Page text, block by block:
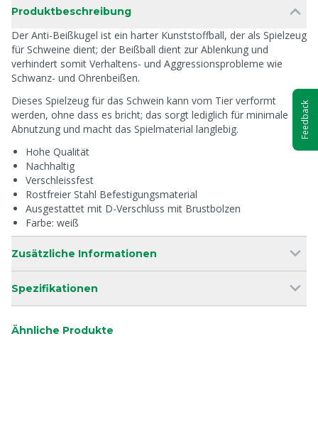
Produktbeschreibung
Der Anti-Beißkugel ist ein harter Kunststoffball, der als Spielzeug
für Schweine dient; der Beißball dient zur Ablenkung und
verhindert somit Verhaltens- und Aggressionsprobleme wie
Schwanz- und Ohrenbeißen.
Dieses Spielzeug für das Schwein kann vom Tier verformt
werden, ohne dass es bricht; das sorgt lediglich für minimale
Abnutzung und macht das Spielmaterial langlebig.
Hohe Qualität
Nachhaltig
Verschleissfest
Rostfreier Stahl Befestigungsmaterial
Ausgestattet mit D-Verschluss mit Brustbolzen
Farbe: weiß
Zusätzliche Informationen
Spezifikationen
Ähnliche Produkte
Feedback